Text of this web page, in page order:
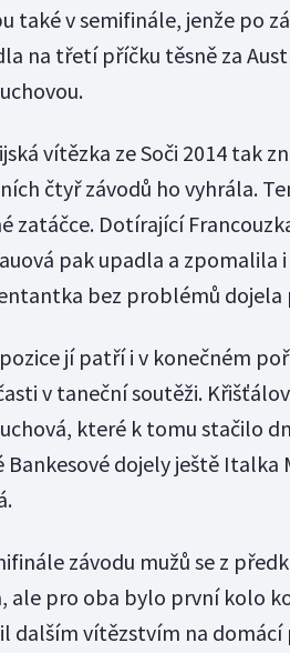
také v semifinále, jenže po
na třetí příčku těsně za
vítězka ze Soči 2014 tak
čtyř závodů ho vyhrála.
zatáčce. Dotírající
pak upadla a zpomalila
bez problémů
jí patří i v konečném
v taneční soutěži.
které k tomu stačilo
Bankesové dojely ještě Italka
závodu mužů se z
ale pro oba bylo první kolo
dalším vítězstvím na domácí